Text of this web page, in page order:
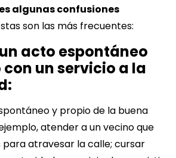
algunas confusiones
son las más frecuentes:
acto espontáneo
un servicio a la
y propio de la buena
atender a un vecino que
atravesar la calle; cursar